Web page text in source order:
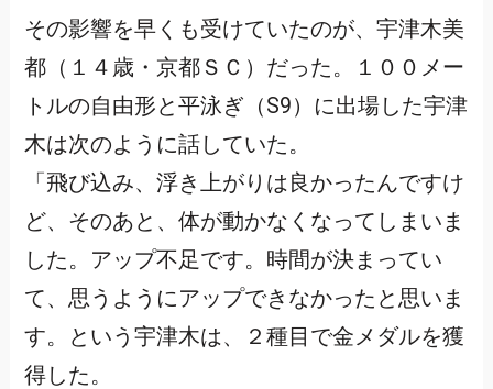
その影響を早くも受けていたのが、宇津木美
都（１４歳・京都ＳＣ）だった。１００メー
トルの自由形と平泳ぎ（S9）に出場した宇津
木は次のように話していた。
「飛び込み、浮き上がりは良かったんですけ
ど、そのあと、体が動かなくなってしまいま
した。アップ不足です。時間が決まってい
て、思うようにアップできなかったと思いま
す。という宇津木は、２種目で金メダルを獲
得した。